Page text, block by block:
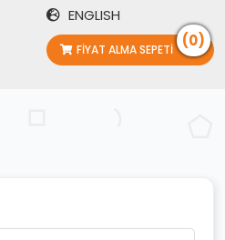
ENGLISH
FIYAT ALMA SEPETI (0)